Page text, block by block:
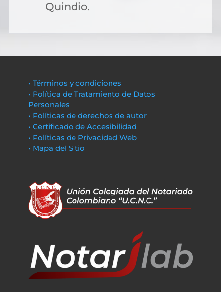
Quindio.
• Términos y condiciones
• Política de Tratamiento de Datos
Personales
• Políticas de derechos de autor
• Certificado de Accesibilidad
• Políticas de Privacidad Web
• Mapa del Sitio